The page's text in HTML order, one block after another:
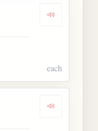
Dengarkan
each
Dengarkan